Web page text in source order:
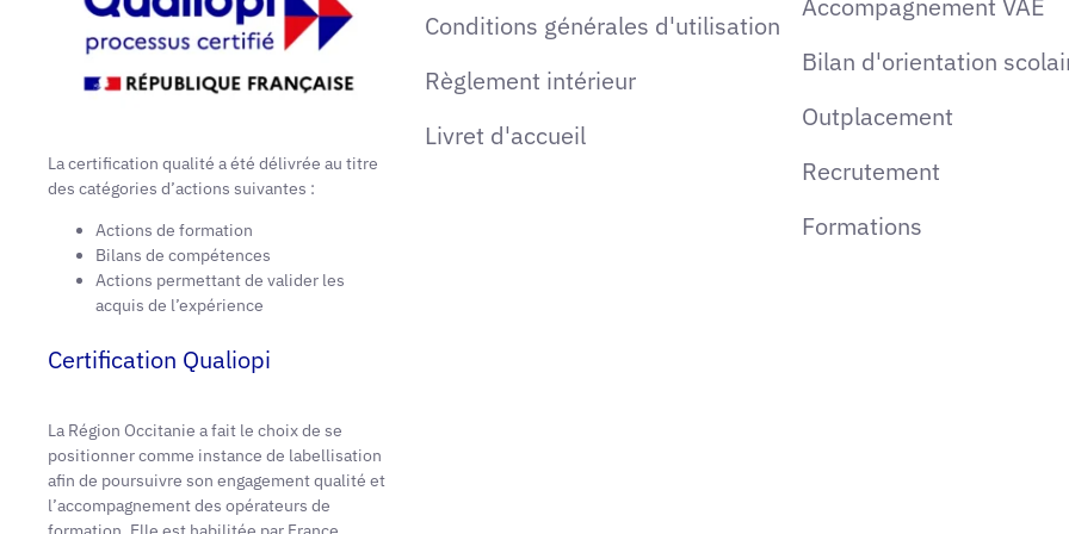
La certification qualité a été délivrée au titre
des catégories d’actions suivantes :
Actions de formation
Bilans de compétences
Actions permettant de valider les
acquis de l’expérience
Certification Qualiopi
La Région Occitanie a fait le choix de se
positionner comme instance de labellisation
afin de poursuivre son engagement qualité et
l’accompagnement des opérateurs de
Conditions générales d'utilisation
Règlement intérieur
Livret d'accueil
Accompagnement VAE
Bilan d'orientation
Outplacement
Recrutement
Formations